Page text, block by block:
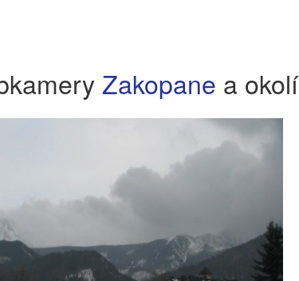
Zakopane a okolí